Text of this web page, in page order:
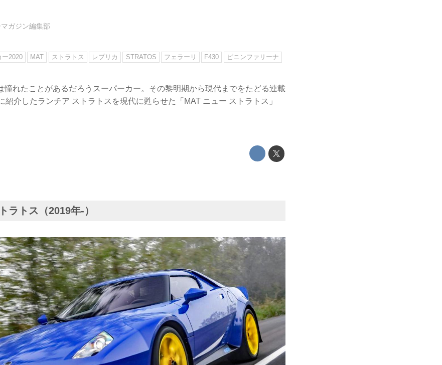
ガジン編集部
ー2020 MAT ストラトス レプリカ STRATOS フェラーリ F430 ピニンファリーナ
憧れたことがあるだろうスーパーカー。その黎明期から現代までをたどる連載
紹介したランチア ストラトスを現代に甦らせた「MAT ニュー ストラトス」
ラトス（2019年-）